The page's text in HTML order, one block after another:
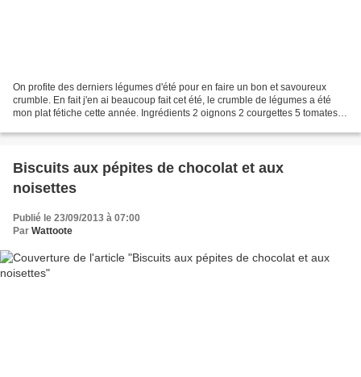
On profite des derniers légumes d'été pour en faire un bon et savoureux
crumble. En fait j'en ai beaucoup fait cet été, le crumble de légumes a été
mon plat fétiche cette année. Ingrédients 2 oignons 2 courgettes 5 tomates 2
Biscuits aux pépites de chocolat et aux
noisettes
Publié le 23/09/2013 à 07:00
Par Wattoote